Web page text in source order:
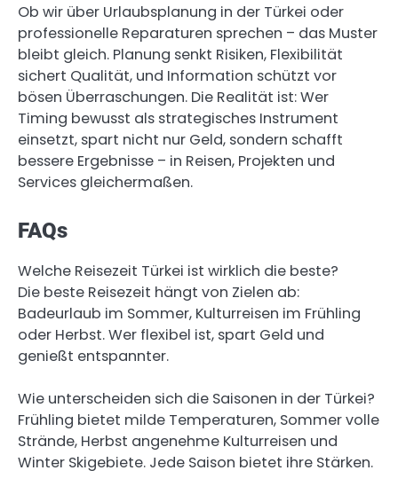
Ob wir über Urlaubsplanung in der Türkei oder
professionelle Reparaturen sprechen – das Muster
bleibt gleich. Planung senkt Risiken, Flexibilität
sichert Qualität, und Information schützt vor
bösen Überraschungen. Die Realität ist: Wer
Timing bewusst als strategisches Instrument
einsetzt, spart nicht nur Geld, sondern schafft
bessere Ergebnisse – in Reisen, Projekten und
Services gleichermaßen.
FAQs
Welche Reisezeit Türkei ist wirklich die beste?
Die beste Reisezeit hängt von Zielen ab:
Badeurlaub im Sommer, Kulturreisen im Frühling
oder Herbst. Wer flexibel ist, spart Geld und
genießt entspannter.
Wie unterscheiden sich die Saisonen in der Türkei?
Frühling bietet milde Temperaturen, Sommer volle
Strände, Herbst angenehme Kulturreisen und
Winter Skigebiete. Jede Saison bietet ihre Stärken.